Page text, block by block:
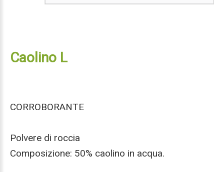
Caolino L
CORROBORANTE
Polvere di roccia
Composizione: 50% caolino in acqua.